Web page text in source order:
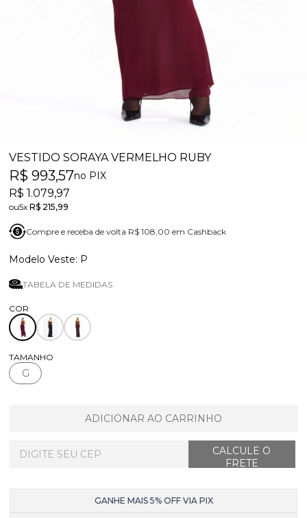
VESTIDO SORAYA VERMELHO RUBY
R$ 993,57no PIX
R$ 1.079,97
5xR$ 215,99
Compre e receba de volta R$ 108,00 em Cashback
P
TABELA DE MEDIDAS
TAMANHO
G
ADICIONAR AO CARRINHO
GANHE MAIS 5% OFF VIA PIX